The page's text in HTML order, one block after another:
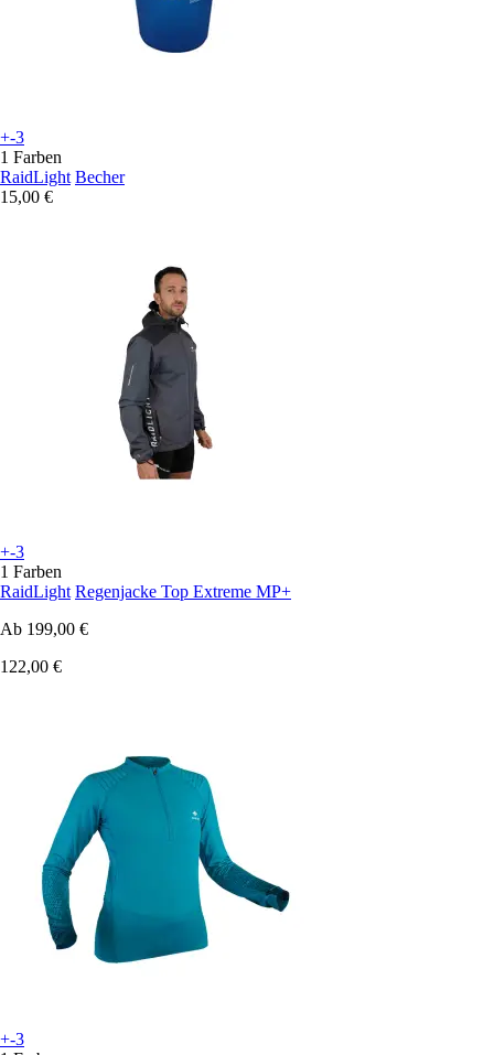
+-3
1 Farben
RaidLight Becher
15,00 €
+-3
1 Farben
RaidLight Regenjacke Top Extreme MP+
Ab 199,00 €
122,00 €
+-3